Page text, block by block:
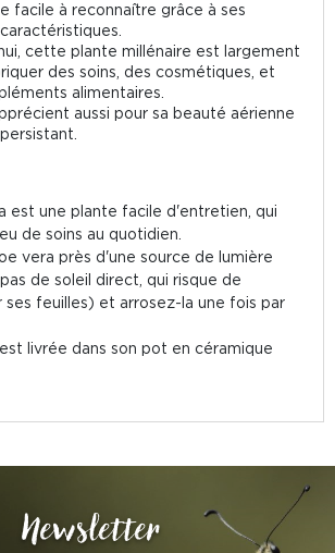
facile à reconnaître grâce à ses
cette plante millénaire est largement
des soins, des cosmétiques, et
alimentaires.
aussi pour sa beauté aérienne
est une plante facile d'entretien, qui
de soins au quotidien.
vera près d'une source de lumière
de soleil direct, qui risque de
ses feuilles) et arrosez-la une fois par
livrée dans son pot en céramique
Newsletter